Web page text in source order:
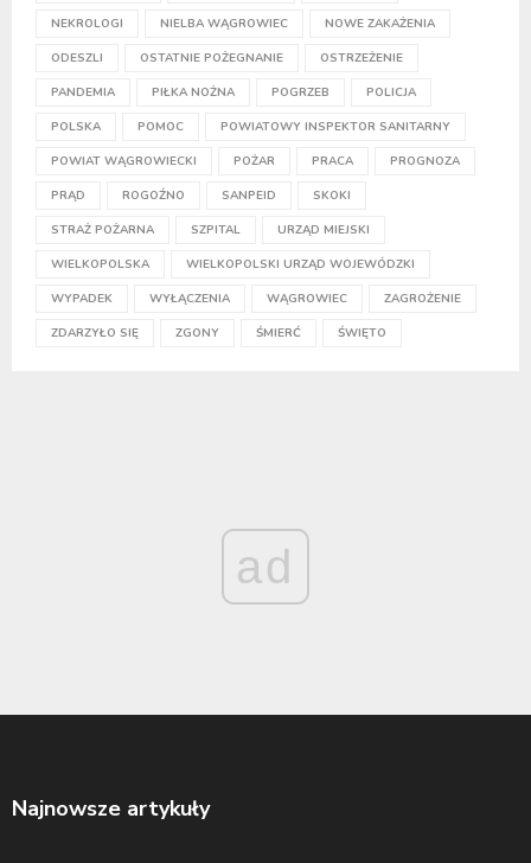
NEKROLOGI NIELBA WĄGROWIEC NOWE ZAKAŻENIA
ODESZLI OSTATNIE POŻEGNANIE OSTRZEŻENIE
PANDEMIA PIŁKA NOŻNA POGRZEB POLICJA
POLSKA POMOC POWIATOWY INSPEKTOR SANITARNY
POWIAT WĄGROWIECKI POŻAR PRACA PROGNOZA
PRĄD ROGOŹNO SANPEID SKOKI
STRAŻ POŻARNA SZPITAL URZĄD MIEJSKI
WIELKOPOLSKA WIELKOPOLSKI URZĄD WOJEWÓDZKI
WYPADEK WYŁĄCZENIA WĄGROWIEC ZAGROŻENIE
ZDARZYŁO SIĘ ZGONY ŚMIERĆ ŚWIĘTO
ad
Najnowsze artykuły